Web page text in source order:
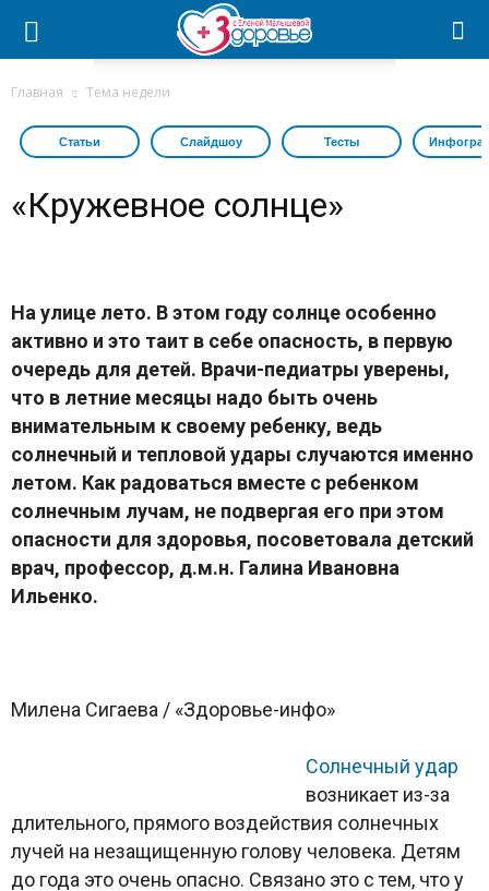
Главная Тема недели
Статьи Слайдшоу Тесты
«Кружевное солнце»
На улице лето. В этом году солнце особенно
активно и это таит в себе опасность, в первую
очередь для детей. Врачи-педиатры уверены,
что в летние месяцы надо быть очень
внимательным к своему ребенку, ведь
солнечный и тепловой удары случаются именно
летом. Как радоваться вместе с ребенком
солнечным лучам, не подвергая его при этом
опасности для здоровья, посоветовала детский
врач, профессор, д.м.н. Галина Ивановна
Ильенко.
Милена Сигаева / «Здоровье-инфо»
Солнечный удар
возникает из-за
длительного, прямого воздействия солнечных
лучей на незащищенную голову человека. Детям
до года это очень опасно. Связано это с тем, что у